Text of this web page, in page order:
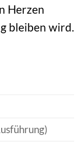
Herzen
bleiben wird.